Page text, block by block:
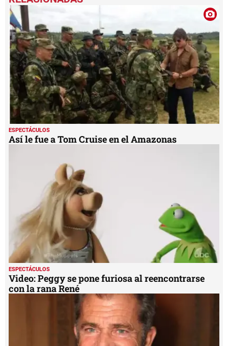
ESPECTÁCULOS
Así le fue a Tom Cruise en el Amazonas
ESPECTÁCULOS
Video: Peggy se pone furiosa al reencontrarse
con la rana René